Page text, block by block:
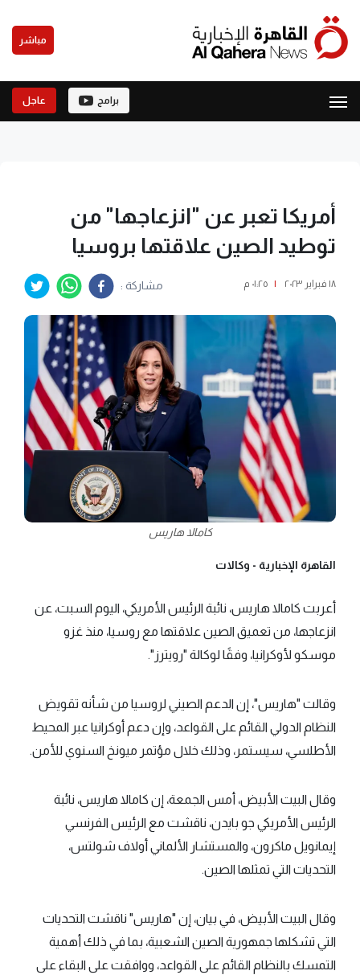
مباشر
برامج عاجل
أمريكا تعبر عن "انزعاجها" من
توطيد الصين علاقتها بروسيا
١٨ فبراير ٢٠٢٣ | ٠١:٢٥ م مشاركة :
كامالا هاريس
القاهرة الإخبارية - وكالات
أعربت كامالا هاريس، نائبة الرئيس الأمريكي، اليوم السبت، عن
انزعاجها، من تعميق الصين علاقتها مع روسيا، منذ غزو
موسكو لأوكرانيا، وفقًا لوكالة "رويترز".
وقالت "هاريس"، إن الدعم الصيني لروسيا من شأنه تقويض
النظام الدولي القائم على القواعد، وإن دعم أوكرانيا عبر المحيط
الأطلسي، سيستمر، وذلك خلال مؤتمر ميونخ السنوي للأمن.
وقال البيت الأبيض، أمس الجمعة، إن كامالا هاريس، نائبة
الرئيس الأمريكي جو بايدن، ناقشت مع الرئيس الفرنسي
إيمانويل ماكرون، والمستشار الألماني أولاف شولتس،
التحديات التي تمثلها الصين.
وقال البيت الأبيض، في بيان، إن "هاريس" ناقشت التحديات
التي تشكلها جمهورية الصين الشعبية، بما في ذلك أهمية
التمسك بالنظام القائم على القواعد، ووافقت على البقاء على